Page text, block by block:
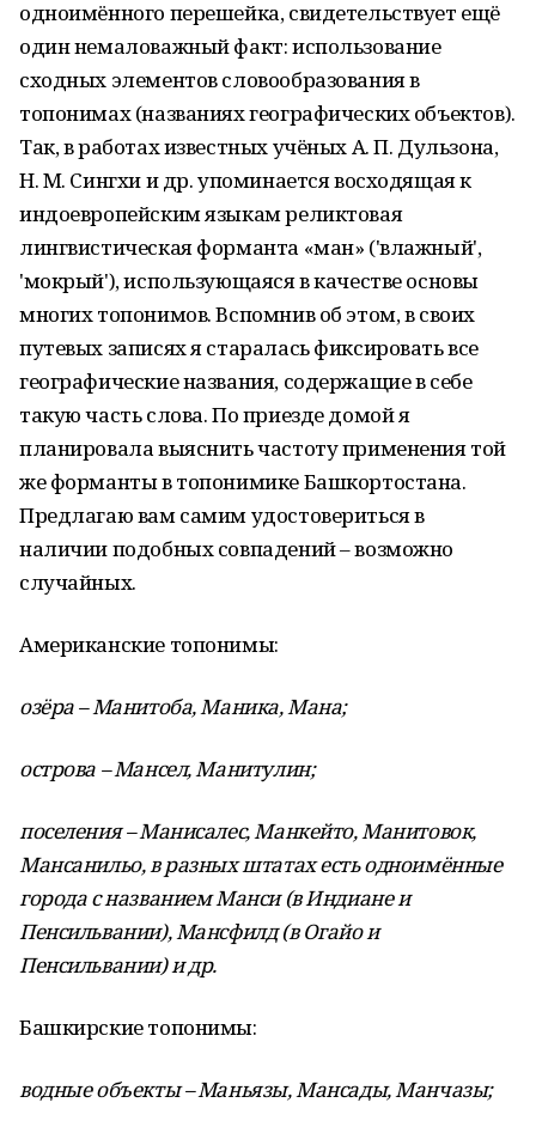
одноимённого перешейка, свидетельствует ещё
один немаловажный факт: использование
сходных элементов словообразования в
топонимах (названиях географических объектов).
Так, в работах известных учёных А. П. Дульзона,
Н. М. Сингхи и др. упоминается восходящая к
индоевропейским языкам реликтовая
лингвистическая форманта «ман» ('влажный',
'мокрый'), использующаяся в качестве основы
многих топонимов. Вспомнив об этом, в своих
путевых записях я старалась фиксировать все
географические названия, содержащие в себе
такую часть слова. По приезде домой я
планировала выяснить частоту применения той
же форманты в топонимике Башкортостана.
Предлагаю вам самим удостовериться в
наличии подобных совпадений – возможно
случайных.
Американские топонимы:
озёра – Манитоба, Маника, Мана;
острова – Мансел, Манитулин;
поселения – Манисалес, Манкейто, Манитовок,
Мансанильо, в разных штатах есть одноимённые
города с названием Манси (в Индиане и
Пенсильвании), Мансфилд (в Огайо и
Пенсильвании) и др.
Башкирские топонимы:
водные объекты – Маньязы, Мансады, Манчазы;